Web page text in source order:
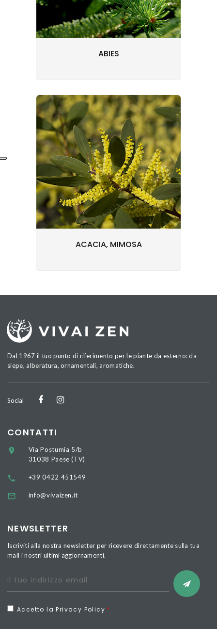
ABIES
ACACIA, MIMOSA
Dal 1967 il tuo punto di riferimento per le piante da esterno: da
siepe, alberatura, ornamentali, aromatiche.
Social
CONTATTI
Via Postumia 5/b
31038 Paese (TV)
+39 0422 451549
info@vivaizen.it
NEWSLETTER
Iscriviti alla nostra newsletter per ricevere direttamente sulla tua
mail i nostri ultimi aggiornamenti.
Accetto la Privacy Policy